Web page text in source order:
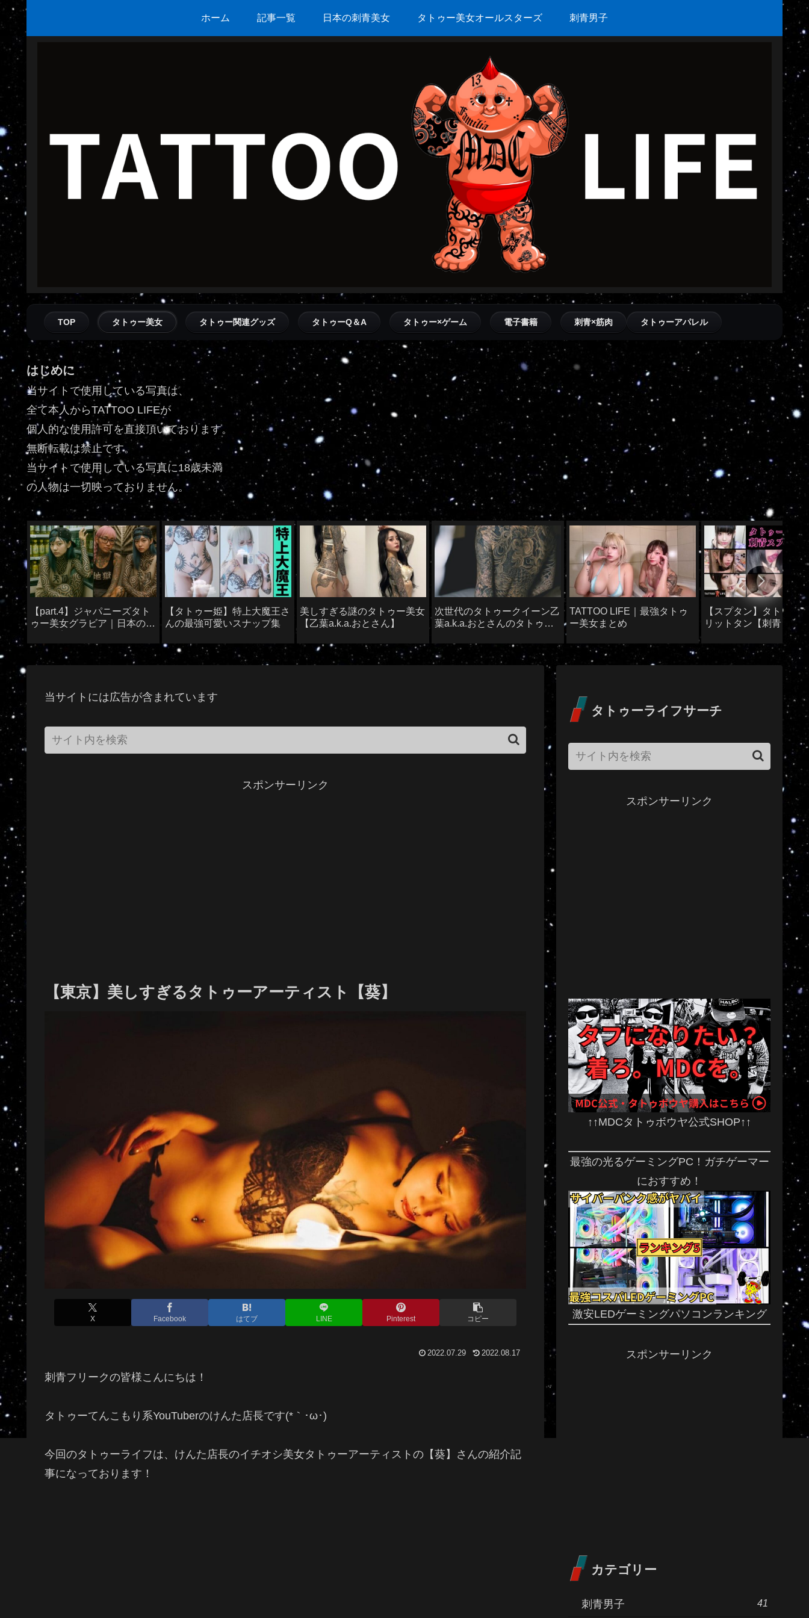
ホーム 記事一覧 日本の刺青美女 タトゥー美女オールスターズ 刺青男子
TOP タトゥー美女 タトゥー関連グッズ タトゥーQ＆A タトゥー×ゲーム 電子書籍 刺青×筋肉 タトゥーアパレル
はじめに
当サイトで使用している写真は、
全て本人からTATTOO LIFEが
個人的な使用許可を直接頂いております。
無断転載は禁止です。
当サイトで使用している写真に18歳未満
の人物は一切映っておりません。
【part.4】ジャパニーズタト
ゥー美女グラビア｜日本のタ
【タトゥー姫】特上大魔王さ
んの最強可愛いスナップ集
美しすぎる謎のタトゥー美女
【乙葉a.k.a.おとさん】
次世代のタトゥークイーン乙
葉a.k.a.おとさんのタトゥー
TATTOO LIFE｜最強タトゥ
ー美女まとめ
【スプタン】タトゥー×
リットタン【刺青】
当サイトには広告が含まれています
スポンサーリンク
【東京】美しすぎるタトゥーアーティスト【葵】
X Facebook はてブ LINE Pinterest コピー
2022.07.29 2022.08.17
刺青フリークの皆様こんにちは！
タトゥーてんこもり系YouTuberのけんた店長です(*｀･ω･)ゞ
今回のタトゥーライフは、けんた店長のイチオシ美女タトゥーアーティストの【葵】さんの紹介記
事になっております！
タトゥーライフサーチ
スポンサーリンク
↑↑MDCタトゥボウヤ公式SHOP↑↑
最強の光るゲーミングPC！ガチゲーマー
におすすめ！
激安LEDゲーミングパソコンランキング
スポンサーリンク
カテゴリー
刺青男子 41